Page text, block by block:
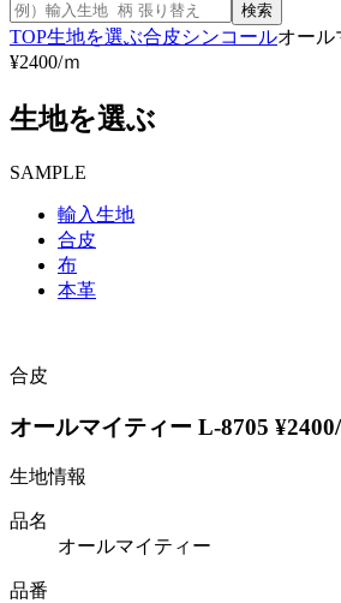
検索
TOP生地を選ぶ合皮シンコールオール
¥2400/ｍ
生地を選ぶ
SAMPLE
輸入生地
合皮
布
本革
合皮
オールマイティー L-8705
生地情報
品名
オールマイティー
品番